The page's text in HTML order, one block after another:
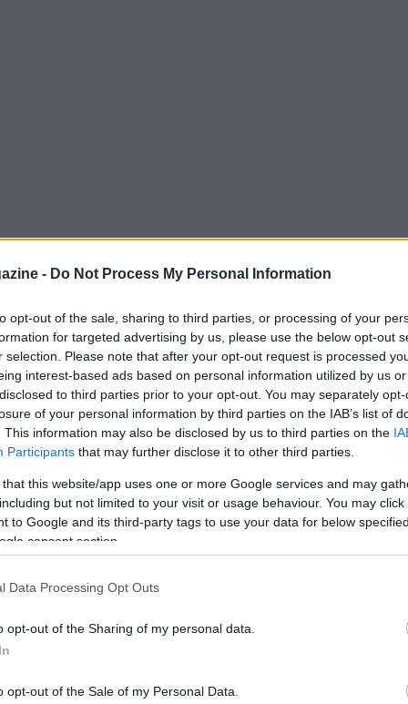
- Do Not Process My Personal Information
opt-out of the sale, sharing to third parties, or processing of your
for targeted advertising by us, please use the below opt-out
selection. Please note that after your opt-out request is processed
interest-based ads based on personal information utilized by us
to third parties prior to your opt-out. You may separately
of your personal information by third parties on the IAB’s list of
This information may also be disclosed by us to third parties on the
Participants that may further disclose it to other third parties.
that this website/app uses one or more Google services and may
but not limited to your visit or usage behaviour. You may
to Google and its third-party tags to use your data for below
consent section.
Data Processing Opt Outs
opt-out of the Sharing of my personal data.
opt-out of the Sale of my Personal Data.
e ad altre località dellaVal Vibrata
Giovanilidi pallavolo per il 2027
per l’intero movimento regionale.
dalComitato Regionale FIPAV Abruzzo,
eventi sportivi di rilievo e offre una
eccellenze organizzative e sportive locali.
2027, periodo scelto per sfruttare la
ottimali per le competizioni giovanili.